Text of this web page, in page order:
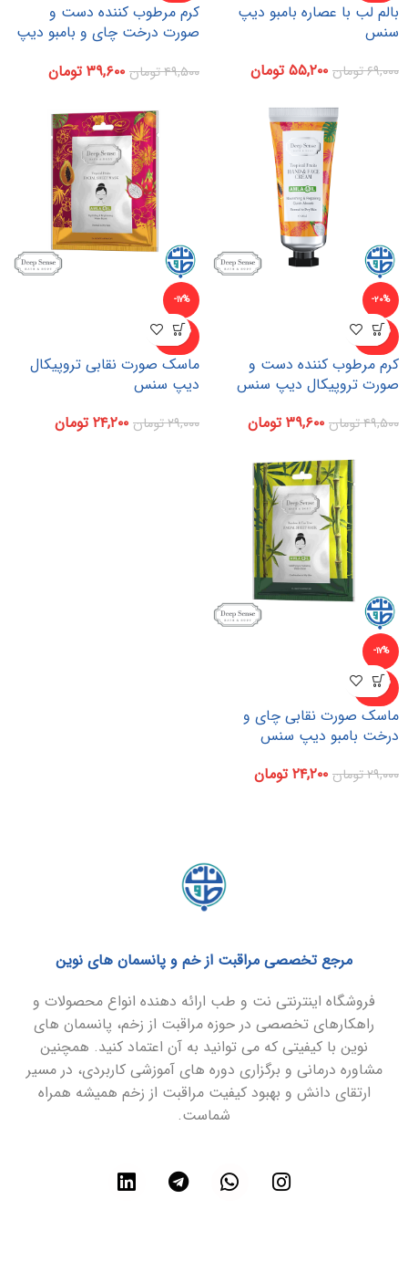
بالم لب با عصاره بامبو دیپ
سنس
۶۹,۰۰۰تومان ۵۵,۲۰۰ تومان
کرم مرطوب کننده دست و
صورت درخت چای و بامبو دیپ
۴۹,۵۰۰تومان ۳۹,۶۰۰ تومان
-۲۰%
ناموجو
د
کرم مرطوب کننده دست و
صورت تروپیکال دیپ سنس
۴۹,۵۰۰تومان ۳۹,۶۰۰ تومان
-۱۷%
ناموجو
د
ماسک صورت نقابی تروپیکال
دیپ سنس
۲۹,۰۰۰تومان ۲۴,۲۰۰ تومان
-۱۷%
ناموجو
د
ماسک صورت نقابی چای و
درخت بامبو دیپ سنس
۲۹,۰۰۰تومان ۲۴,۲۰۰ تومان
مرجع تخصصی مراقبت از خم و پانسمان های نوین
فروشگاه اینترنتی نت و طب ارائه دهنده انواع محصولات و
راهکارهای تخصصی در حوزه مراقبت از زخم، پانسمان های
نوین با کیفیتی که می توانید به آن اعتماد کنید. همچنین
مشاوره درمانی و برگزاری دوره های آموزشی کاربردی، در مسیر
ارتقای دانش و بهبود کیفیت مراقبت از زخم همیشه همراه
شماست.